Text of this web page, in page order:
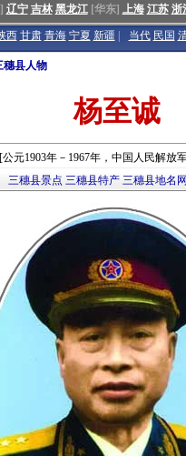
辽宁 吉林 黑龙江[华东] 上海 江苏 浙
西 甘肃 青海 宁夏 新疆 当代 民国
穗县人物
杨至诚
[公元1903年－1967年，中国人民解放
三穗县景点 三穗县特产 三穗县地名网